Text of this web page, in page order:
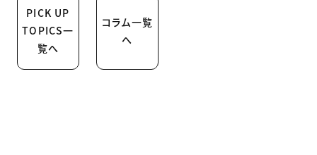
PICK UP
TOPICS一
覧へ
コラム一覧
へ